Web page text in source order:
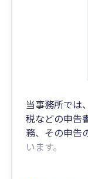
当事務所では
税などの申告
務、その申告
います。
なので、も